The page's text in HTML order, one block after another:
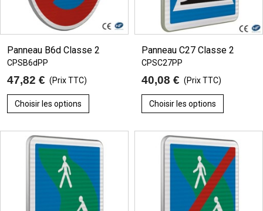
Panneau B6d Classe 2
CPSB6dPP
47,82 € (Prix TTC)
Choisir les options
Panneau C27 Classe 2
CPSC27PP
40,08 € (Prix TTC)
Choisir les options